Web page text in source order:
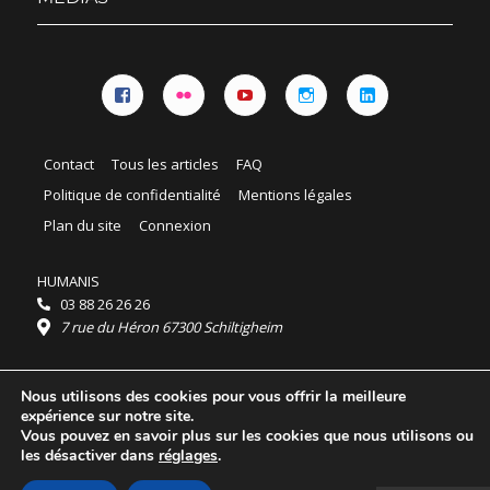
Contact Tous les articles
FAQ
Politique de confidentialité
Mentions légales
Plan du site
Connexion
HUMANIS
03 88 26 26 26
7 rue du Héron 67300 Schiltigheim
Horaires :
HUMANIS : du lundi au vendredi 9h - 18h
Ordidocaz : du lundi au vendredi 8h - 19h
© 2025 HUMANIS, tous droits réservés.
Licence Creative Commons Attribution 4.0
Nous utilisons des cookies pour vous offrir la meilleure
expérience sur notre site.
Vous pouvez en savoir plus sur les cookies que nous utilisons ou
les désactiver dans réglages.